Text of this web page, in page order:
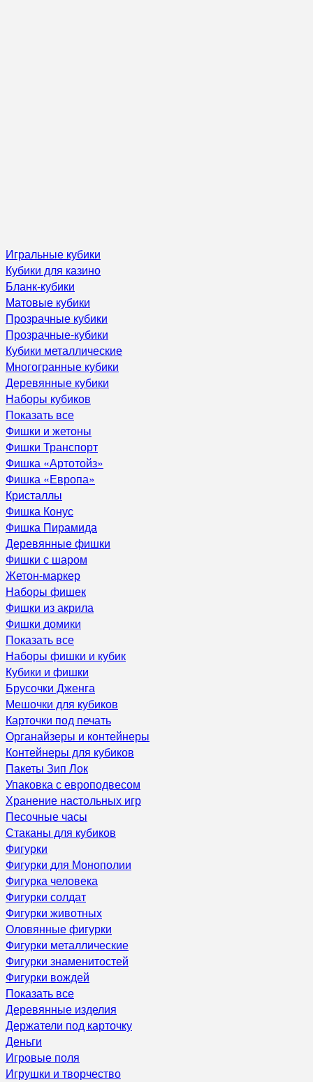
Игральные кубики
Кубики для казино
Бланк-кубики
Матовые кубики
Прозрачные кубики
Прозрачные-кубики
Кубики металлические
Многогранные кубики
Деревянные кубики
Наборы кубиков
Показать все
Фишки и жетоны
Фишки Транспорт
Фишка «Артотойз»
Фишка «Европа»
Кристаллы
Фишка Конус
Фишка Пирамида
Деревянные фишки
Фишки с шаром
Жетон-маркер
Наборы фишек
Фишки из акрила
Фишки домики
Показать все
Наборы фишки и кубик
Кубики и фишки
Брусочки Дженга
Мешочки для кубиков
Карточки под печать
Органайзеры и контейнеры
Контейнеры для кубиков
Пакеты Зип Лок
Упаковка с европодвесом
Хранение настольных игр
Песочные часы
Стаканы для кубиков
Фигурки
Фигурки для Монополии
Фигурка человека
Фигурки солдат
Фигурки животных
Оловянные фигурки
Фигурки металлические
Фигурки знаменитостей
Фигурки вождей
Показать все
Деревянные изделия
Держатели под карточку
Деньги
Игровые поля
Игрушки и творчество